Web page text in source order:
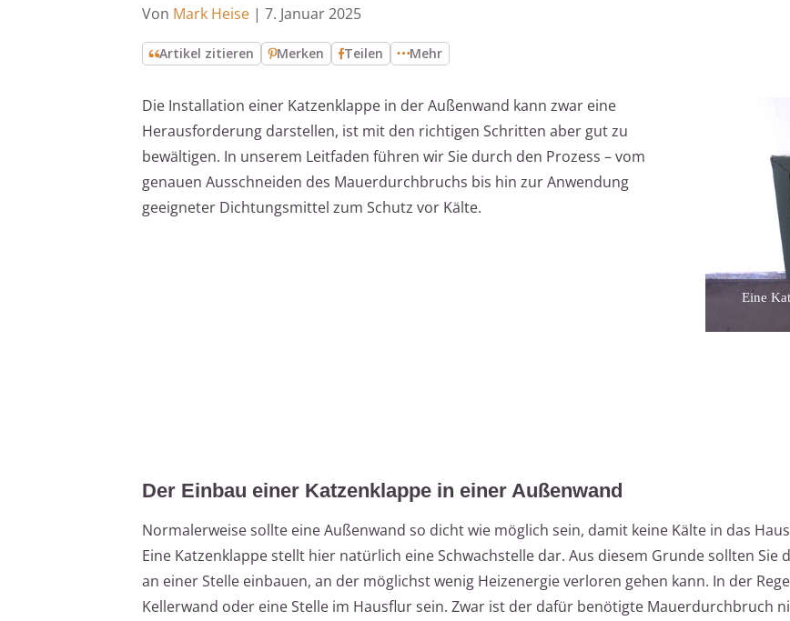
Von Mark Heise | 7. Januar 2025
Artikel zitieren Merken Teilen Mehr
Die Installation einer Katzenklappe in der Außenwand kann zwar eine
Herausforderung darstellen, ist mit den richtigen Schritten aber gut zu
bewältigen. In unserem Leitfaden führen wir Sie durch den Prozess – vom
genauen Ausschneiden des Mauerdurchbruchs bis hin zur Anwendung
geeigneter Dichtungsmittel zum Schutz vor Kälte.
Eine
Der Einbau einer Katzenklappe in einer Außenwand
Normalerweise sollte eine Außenwand so dicht wie möglich sein, damit keine Kälte in das
Eine Katzenklappe stellt hier natürlich eine Schwachstelle dar. Aus diesem Grunde sollten Sie
an einer Stelle einbauen, an der möglichst wenig Heizenergie verloren gehen kann. In der
Kellerwand oder eine Stelle im Hausflur sein. Zwar ist der dafür benötigte Mauerdurchbruch